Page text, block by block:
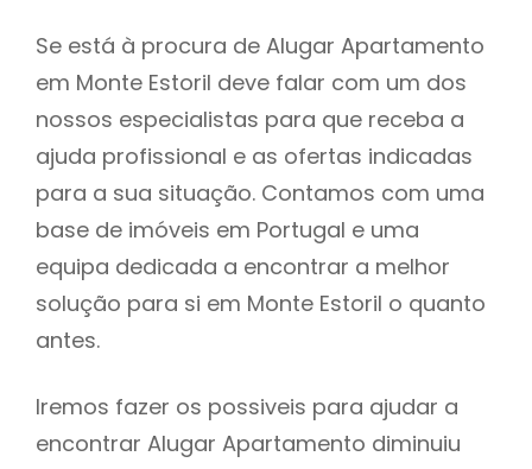
Se está à procura de Alugar Apartamento
em Monte Estoril deve falar com um dos
nossos especialistas para que receba a
ajuda profissional e as ofertas indicadas
para a sua situação. Contamos com uma
base de imóveis em Portugal e uma
equipa dedicada a encontrar a melhor
solução para si em Monte Estoril o quanto
antes.
Iremos fazer os possiveis para ajudar a
encontrar Alugar Apartamento diminuiu